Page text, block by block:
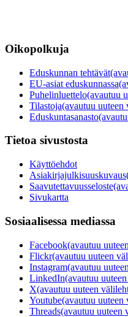
Oikopolkuja
Eduskunnan tehtävät
EU-asiat eduskunnassa
Puhelinluettelo(avautuu
Tilastoja(avautuu uuteen
Eduskuntasanasto
Tietoa sivustosta
Käyttöehdot
Asiakirjajulkisuuskuvaus
Saavutettavuusseloste
Sivukartta
Sosiaalisessa mediassa
Facebook(avautuu
Flickr(avautuu uuteen
Instagram(avautuu
LinkedIn(avautuu
X(avautuu uuteen
Youtube(avautuu uuteen
Threads(avautuu uuteen